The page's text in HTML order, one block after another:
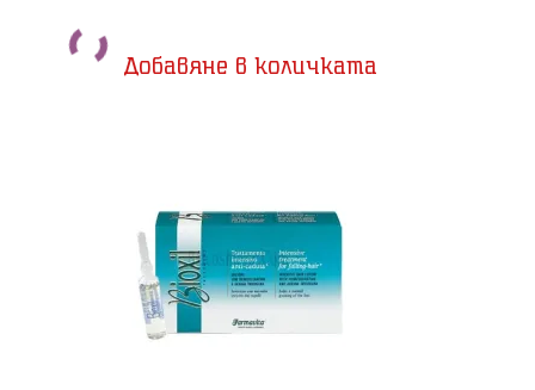
Добавяне в количката